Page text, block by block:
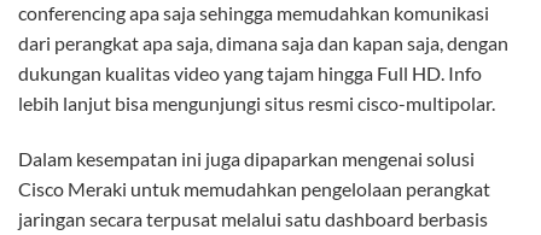
conferencing apa saja sehingga memudahkan komunikasi
dari perangkat apa saja, dimana saja dan kapan saja, dengan
dukungan kualitas video yang tajam hingga Full HD. Info
lebih lanjut bisa mengunjungi situs resmi cisco-multipolar.
Dalam kesempatan ini juga dipaparkan mengenai solusi
Cisco Meraki untuk memudahkan pengelolaan perangkat
jaringan secara terpusat melalui satu dashboard berbasis